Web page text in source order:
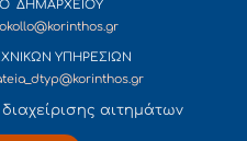
ΔΗΜΑΡΧΕΙΟΥ
ΥΠΗΡΕΣΙΩΝ
αιτημάτων